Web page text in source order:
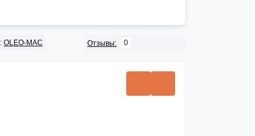
OLEO-MAC Отзывы: 0